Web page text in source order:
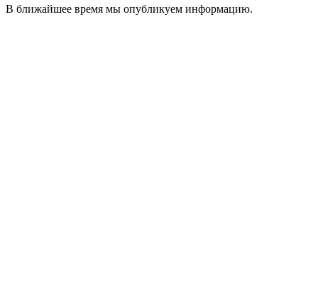
В ближайшее время мы опубликуем информацию.